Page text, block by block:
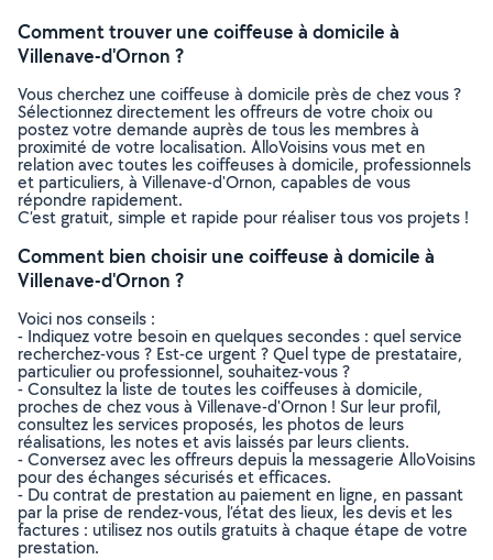
Comment trouver une coiffeuse à domicile à
Villenave-d'Ornon ?
Vous cherchez une coiffeuse à domicile près de chez vous ?
Sélectionnez directement les offreurs de votre choix ou
postez votre demande auprès de tous les membres à
proximité de votre localisation. AlloVoisins vous met en
relation avec toutes les coiffeuses à domicile, professionnels
et particuliers, à Villenave-d'Ornon, capables de vous
répondre rapidement.
C’est gratuit, simple et rapide pour réaliser tous vos projets !
Comment bien choisir une coiffeuse à domicile à
Villenave-d'Ornon ?
Voici nos conseils :
- Indiquez votre besoin en quelques secondes : quel service
recherchez-vous ? Est-ce urgent ? Quel type de prestataire,
particulier ou professionnel, souhaitez-vous ?
- Consultez la liste de toutes les coiffeuses à domicile,
proches de chez vous à Villenave-d'Ornon ! Sur leur profil,
consultez les services proposés, les photos de leurs
réalisations, les notes et avis laissés par leurs clients.
- Conversez avec les offreurs depuis la messagerie AlloVoisins
pour des échanges sécurisés et efficaces.
- Du contrat de prestation au paiement en ligne, en passant
par la prise de rendez-vous, l’état des lieux, les devis et les
factures : utilisez nos outils gratuits à chaque étape de votre
prestation.